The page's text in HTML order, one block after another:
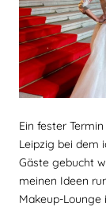
Ein fester
Leipzig bei dem
Gäste gebucht
meinen Ideen
Makeup-